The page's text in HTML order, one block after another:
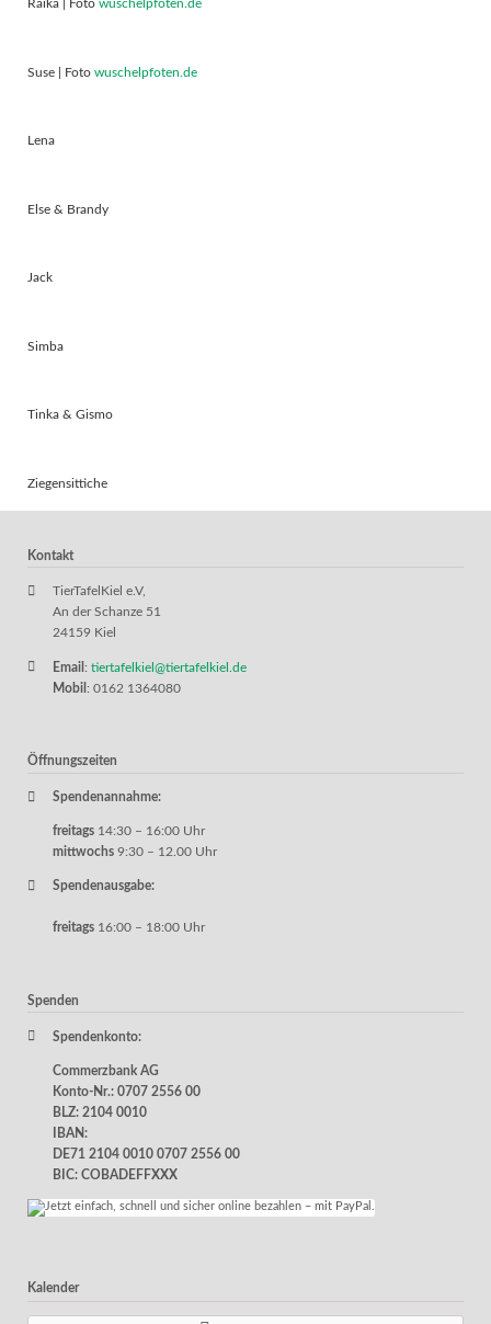
Raika | Foto wuschelpfoten.de
Suse | Foto wuschelpfoten.de
Lena
Else & Brandy
Jack
Simba
Tinka & Gismo
Ziegensittiche
Kontakt
TierTafelKiel e.V,
An der Schanze 51
24159 Kiel
Email : tiertafelkiel@tiertafelkiel.de
Mobil : 0162 1364080
Öffnungszeiten
Spendenannahme:
freitags 14:30 – 16:00 Uhr
mittwochs 9:30 – 12.00 Uhr
Spendenausgabe:
freitags 16:00 – 18:00 Uhr
Spenden
Spendenkonto:
Commerzbank AG
Konto-Nr.: 0707 2556 00
BLZ: 2104 0010
IBAN:
DE71 2104 0010 0707 2556 00
BIC: COBADEFFXXX
Kalender